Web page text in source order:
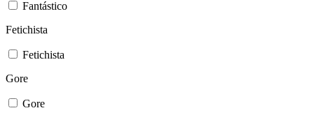
Fantástico
Fetichista
Fetichista
Gore
Gore